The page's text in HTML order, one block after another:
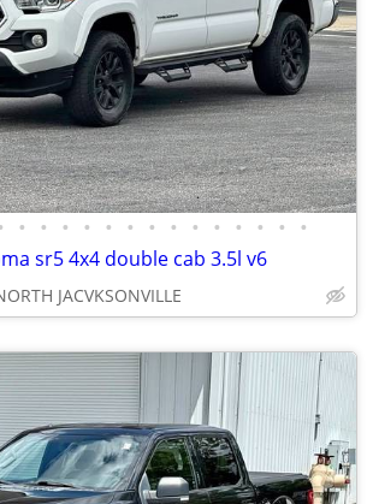
• • • • • • • • • • • • • •
sr5 4x4 double cab 3.5l v6
JACVKSONVILLE